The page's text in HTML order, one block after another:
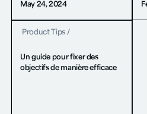
May 24, 2024
Product Tips /
Un guide pour fixer des
objectifs de manière efficace